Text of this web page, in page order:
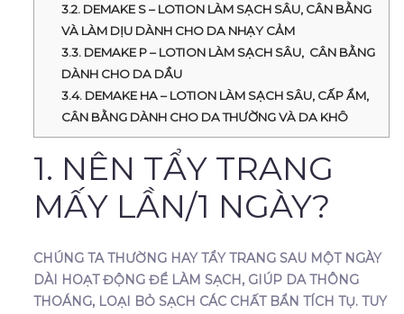
3.2. DEMAKE S – LOTION LÀM SẠCH SÂU, CÂN BẰNG
VÀ LÀM DỊU DÀNH CHO DA NHẠY CẢM
3.3. DEMAKE P – LOTION LÀM SẠCH SÂU, CÂN BẰNG
DÀNH CHO DA DẦU
3.4. DEMAKE HA – LOTION LÀM SẠCH SÂU, CẤP ẨM,
CÂN BẰNG DÀNH CHO DA THƯỜNG VÀ DA KHÔ
1. NÊN TẨY TRANG
MẤY LẦN/1 NGÀY?
CHÚNG TA THƯỜNG HAY TẨY TRANG SAU MỘT NGÀY
DÀI HOẠT ĐỘNG ĐỂ LÀM SẠCH, GIÚP DA THÔNG
THOÁNG, LOẠI BỎ SẠCH CÁC CHẤT BẨN TÍCH TỤ. TUY